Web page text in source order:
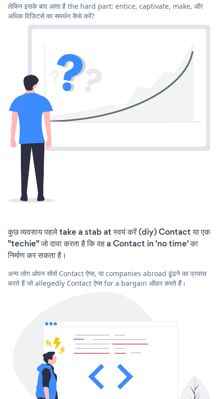
लेकिन इसके बाद आता है the hard part: entice, captivate, make, और
अधिक विज़िटर्स का समर्थन कैसे करें?
कुछ व्यवसाय पहले take a stab at स्वयं करें (diy) Contact या एक
"techie" जो दावा करता है कि वह a Contact in 'no time' का
निर्माण कर सकता है।
अन्य लोग ओपन सोर्स Contact ऐप्स, या companies abroad ढूंढने का प्रयास
करते हैं जो allegedly Contact ऐप्स for a bargain ऑफ़र करते हैं।